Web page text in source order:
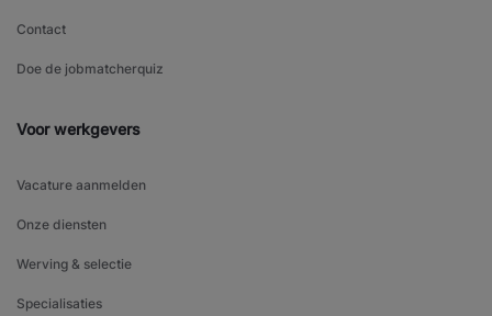
Contact
Doe de jobmatcherquiz
Voor werkgevers
Vacature aanmelden
Onze diensten
Werving & selectie
Specialisaties